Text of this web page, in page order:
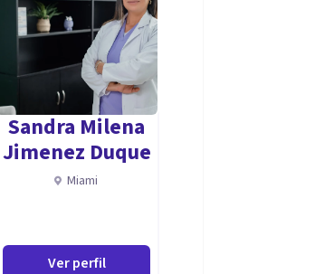
Sandra Milena
Jimenez Duque
Miami
Ver perfil